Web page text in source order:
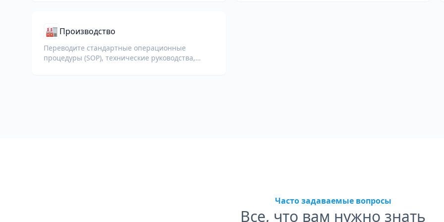
🏭 Производство
Переводите стандартные операционные
процедуры (SOP), технические руководства,
Часто задаваемые вопросы
Все, что вам нужно знать